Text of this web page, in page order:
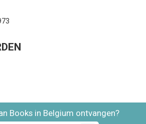
Books in Belgium ontvangen?